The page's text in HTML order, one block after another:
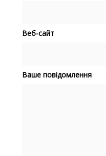
Веб-сайт
Ваше повідомлення